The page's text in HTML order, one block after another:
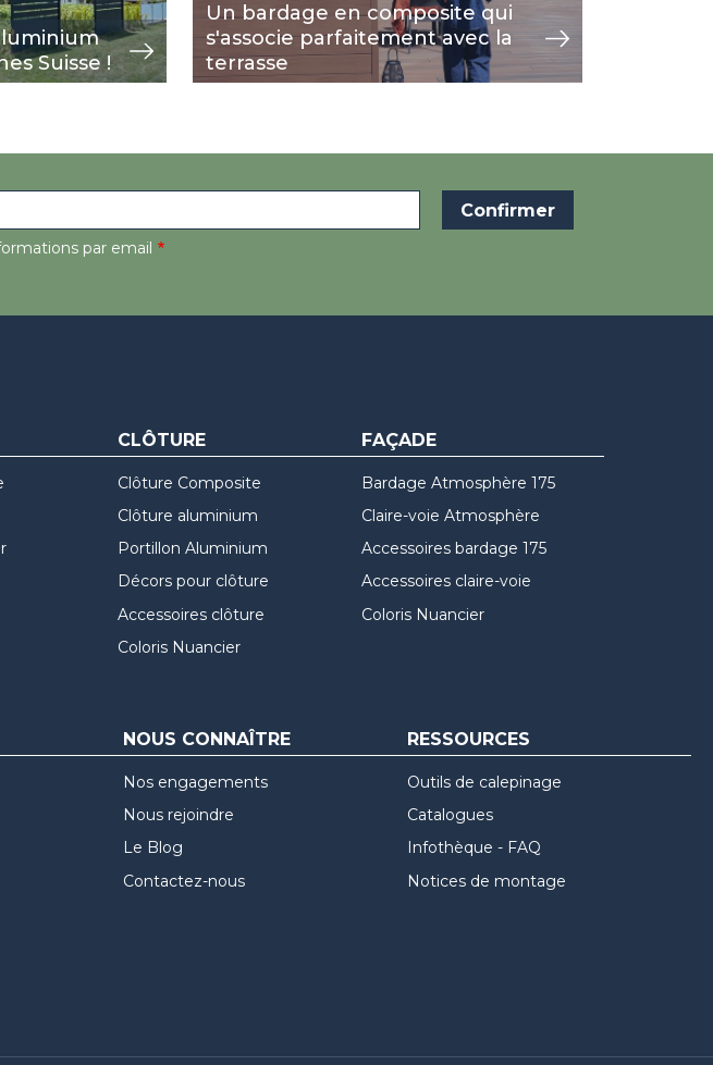
Suisse !
Un bardage en composite qui
s'associe parfaitement avec la
terrasse
par email
CLÔTURE
Clôture Composite
Clôture aluminium
Portillon Aluminium
Décors pour clôture
Accessoires clôture
Coloris Nuancier
FAÇADE
Bardage Atmosphère 175
Claire-voie Atmosphère
Accessoires bardage 175
Accessoires claire-voie
Coloris Nuancier
NOUS CONNAÎTRE
Nos engagements
Nous rejoindre
Le Blog
Contactez-nous
RESSOURCES
Outils de calepinage
Catalogues
Infothèque - FAQ
Notices de montage